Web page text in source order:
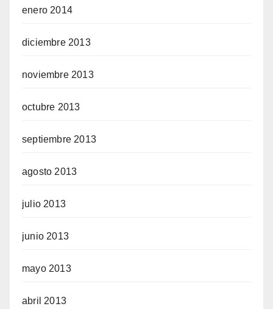
enero 2014
diciembre 2013
noviembre 2013
octubre 2013
septiembre 2013
agosto 2013
julio 2013
junio 2013
mayo 2013
abril 2013